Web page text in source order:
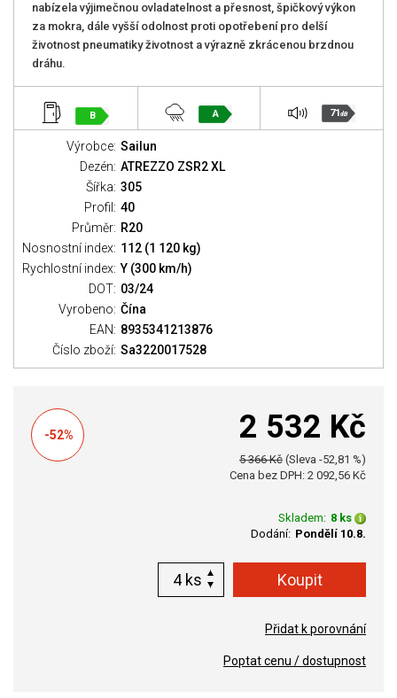
nabízela výjimečnou ovladatelnost a přesnost, špičkový výkon
za mokra, dále vyšší odolnost proti opotřebení pro delší
životnost pneumatiky životnost a výrazně zkrácenou brzdnou
dráhu.
B A 71dB
Výrobce: Sailun
Dezén: ATREZZO ZSR2 XL
Šířka: 305
Profil: 40
Průměr: R20
Nosnostní index: 112 (1 120 kg)
Rychlostní index: Y (300 km/h)
DOT: 03/24
Vyrobeno: Čína
EAN: 8935341213876
Číslo zboží: Sa3220017528
-52% 2 532 Kč
5 366 Kč (Sleva -52,81 %)
Cena bez DPH: 2 092,56 Kč
Skladem: 8 ks
Dodání: Pondělí 10.8.
ks
Přidat k porovnání
Poptat cenu / dostupnost